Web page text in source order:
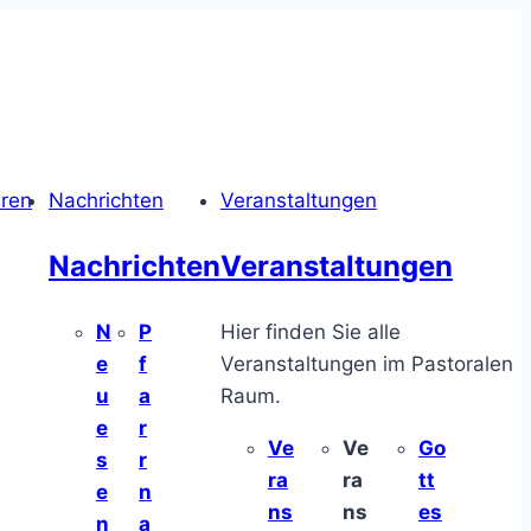
Nachrichten
Nachrichten
N
e
u
e
s
e
n
P
f
a
r
r
n
a
Veranstaltungen
Veranstaltungen
Hier finden Sie alle
Veranstaltungen im Pastoralen
Raum.
Ve
ra
ns
Ve
ra
ns
Go
tt
es